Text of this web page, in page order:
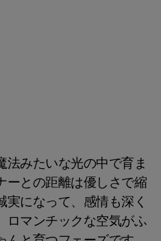
みたいな光の中で育ま
ーとの距離は優しさで縮
になって、感情も深く
ロマンチックな空気がふ